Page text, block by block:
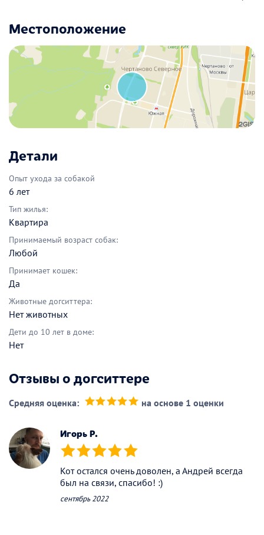
Местоположение
Детали
Опыт ухода за собакой
6 лет
Тип жилья:
Квартира
Принимаемый возраст собак:
Любой
Принимает кошек:
Да
Животные догситтера:
Нет животных
Дети до 10 лет в доме:
Нет
Отзывы о догситтере
Средняя оценка: на основе 1 оценки
Игорь Р.
(*) (*) (*) (*) (*)
Кот остался очень доволен, а Андрей всегда
был на связи, спасибо! :)
сентябрь 2022